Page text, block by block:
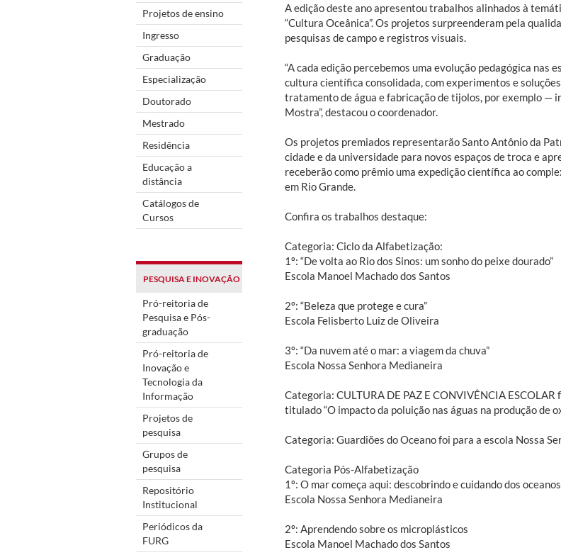
Projetos de ensino
Ingresso
Graduação
Especialização
Doutorado
Mestrado
Residência
Educação a
distância
Catálogos de
Cursos
PESQUISA E INOVAÇÃO
Pró-reitoria de
Pesquisa e Pós-
graduação
Pró-reitoria de
Inovação e
Tecnologia da
Informação
Projetos de
pesquisa
Grupos de
pesquisa
Repositório
Institucional
Periódicos da
FURG
A edição deste ano apresentou trabalhos alinhados à
“Cultura Oceânica”. Os projetos surpreenderam pela
pesquisas de campo e registros visuais.
“A cada edição percebemos uma evolução pedagógica nas
cultura científica consolidada, com experimentos e
tratamento de água e fabricação de tijolos, por exemplo —
Mostra”, destacou o coordenador.
Os projetos premiados representarão Santo Antônio da
cidade e da universidade para novos espaços de troca e
receberão como prêmio uma expedição científica ao
em Rio Grande.
Confira os trabalhos destaque:
Categoria: Ciclo da Alfabetização:
1º: “De volta ao Rio dos Sinos: um sonho do peixe dourado”
Escola Manoel Machado dos Santos
2º: “Beleza que protege e cura”
Escola Felisberto Luiz de Oliveira
3º: “Da nuvem até o mar: a viagem da chuva”
Escola Nossa Senhora Medianeira
Categoria: CULTURA DE PAZ E CONVIVÊNCIA
titulado “O impacto da poluição nas águas na produção de
Categoria: Guardiões do Oceano foi para a escola Nossa
Categoria Pós-Alfabetização
1º: O mar começa aqui: descobrindo e cuidando dos oceanos
Escola Nossa Senhora Medianeira
2º: Aprendendo sobre os microplásticos
Escola Manoel Machado dos Santos